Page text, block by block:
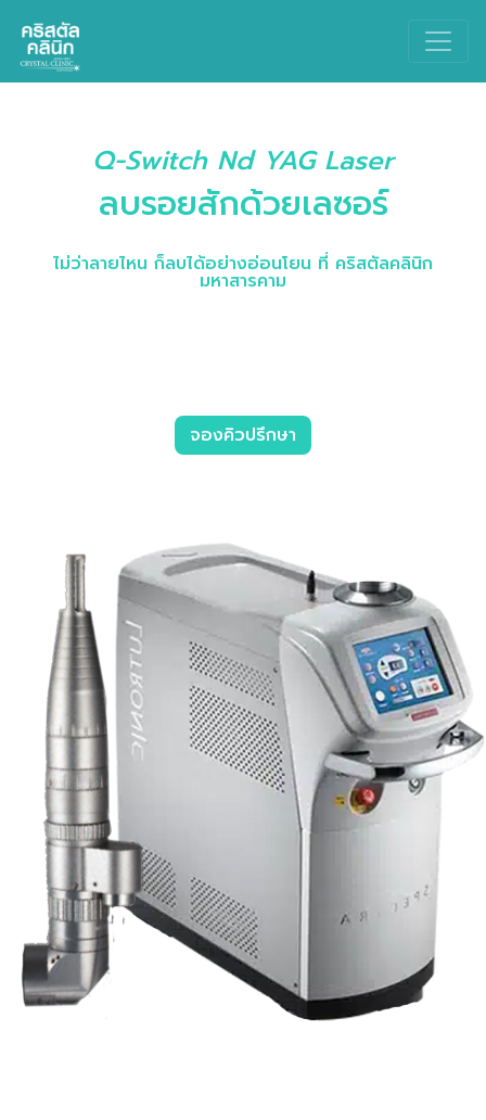
Main Navigation
Q-Switch Nd YAG Laser
ลบรอยสักด้วยเลซอร์
ไม่ว่าลายไหน ก็ลบได้อย่างอ่อนโยน ที่ คริสตัลคลินิก
มหาสารคาม
จองคิวปรึกษา